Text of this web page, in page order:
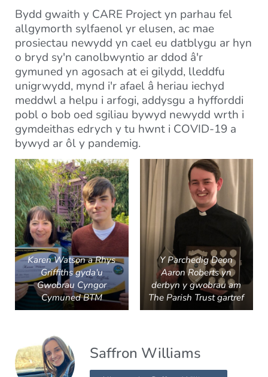
Bydd gwaith y CARE Project yn parhau fel
allgymorth sylfaenol yr elusen, ac mae
prosiectau newydd yn cael eu datblygu ar hyn
o bryd sy'n canolbwyntio ar ddod â'r
gymuned yn agosach at ei gilydd, lleddfu
unigrwydd, mynd i'r afael â heriau iechyd
meddwl a helpu i arfogi, addysgu a hyfforddi
pobl o bob oed sgiliau bywyd newydd wrth i
gymdeithas edrych y tu hwnt i COVID-19 a
bywyd ar ôl y pandemig.
Karen Watson a Rhys
Griffiths gyda'u
Gwobrau Cyngor
Cymuned BTM
Y Parchedig Deon
Aaron Roberts yn
derbyn y gwobrau am
The Parish Trust gartref
Saffron Williams